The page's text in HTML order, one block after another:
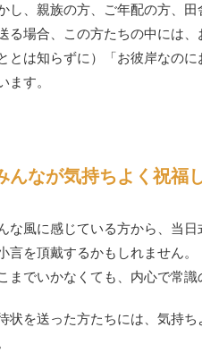
し、親族の方、ご年配の方、
る場合、この方たちの中には
とは知らずに）「お彼岸なの
ます。
んなが気持ちよく祝福
な風に感じている方から、当
言を頂戴するかもしれません。
までいかなくても、内心で常
状を送った方たちには、気持